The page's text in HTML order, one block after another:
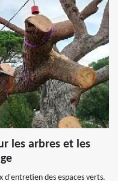
les arbres et les
d'entretien des espaces verts.